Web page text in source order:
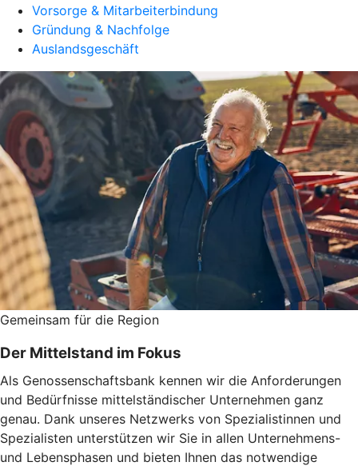
Vorsorge & Mitarbeiterbindung
Gründung & Nachfolge
Auslandsgeschäft
Gemeinsam für die Region
Der Mittelstand im Fokus
Als Genossenschaftsbank kennen wir die Anforderungen
und Bedürfnisse mittelständischer Unternehmen ganz
genau. Dank unseres Netzwerks von Spezialistinnen und
Spezialisten unterstützen wir Sie in allen Unternehmens-
und Lebensphasen und bieten Ihnen das notwendige